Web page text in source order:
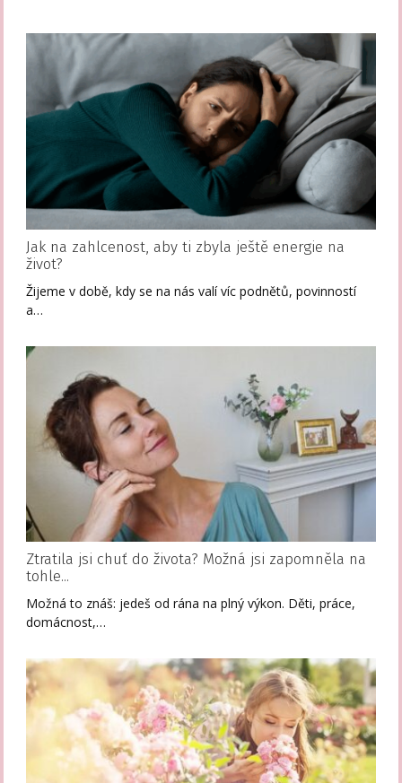
Jak na zahlcenost, aby ti zbyla ještě energie na
život?
Žijeme v době, kdy se na nás valí víc podnětů, povinností
a…
Ztratila jsi chuť do života? Možná jsi zapomněla na
tohle...
Možná to znáš: jedeš od rána na plný výkon. Děti, práce,
domácnost,…